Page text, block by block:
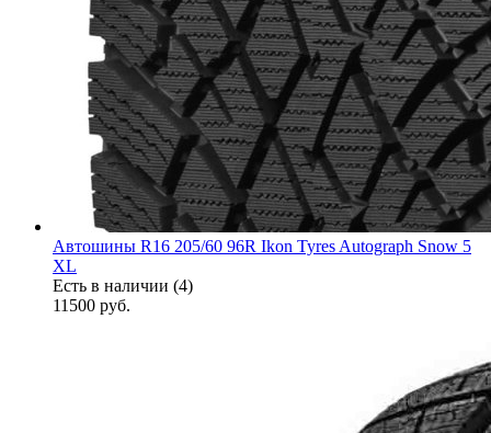
Автошины R16 205/60 96R Ikon Tyres Autograph Snow 5
XL
Есть в наличии (4)
11500 руб.